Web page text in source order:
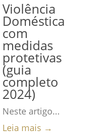
Violência
Doméstica
com
medidas
protetivas
(guia
completo
2024)
Neste artigo...
Leia mais →